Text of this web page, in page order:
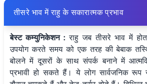
तीसरे भाव में राहु के सकारात्मक प्रभाव
बेस्ट कम्युनिकेशन :राहु जब तीसरे भाव में
उपयोग करते समय को एक तरह की बेबाक
बोलने में दूसरों के साथ संपर्क बनाने में
प्रभावी हो सकते हैं। ये लोग सार्वजनिक